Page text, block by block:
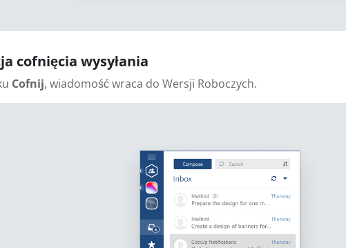
cofnięcia wysyłania
Cofnij, wiadomość wraca do Wersji Roboczych.